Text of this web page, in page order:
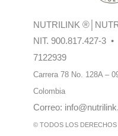
NUTRILINK®
NIT. 900.817.427-3
7122939
Carrera 78 No. 128A –
Colombia
Correo:
© TODOS LOS DERECHOS